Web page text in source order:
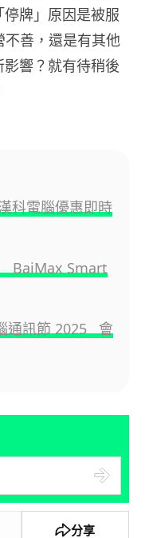
牌」原因是被服
善，還是有其他
響？就有待稍後
科電腦優惠即時
BaiMax Smart
通訊節 2025 會
分享